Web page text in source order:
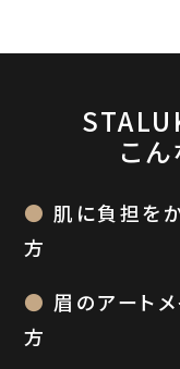
こ
肌に負担を
方
眉のアート
方